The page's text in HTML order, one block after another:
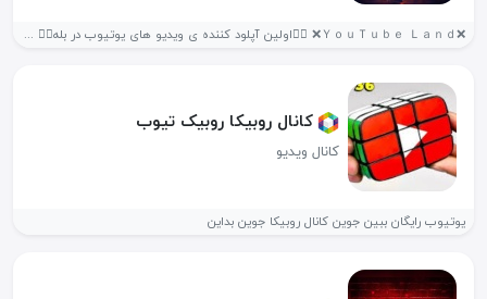
❌ＹｏｕＴｕｂｅ Ｌａｎｄ❌ ❤️‍🔥اولین آپلود کننده ی ویدیو های یوتیوب در بله❤️‍🔥 حمایت...
کانال روبیکا روبیک تیوب
کانال ویدیو
یوتیوب رایگان ببین جوین کانال روبیکا جوین بداین